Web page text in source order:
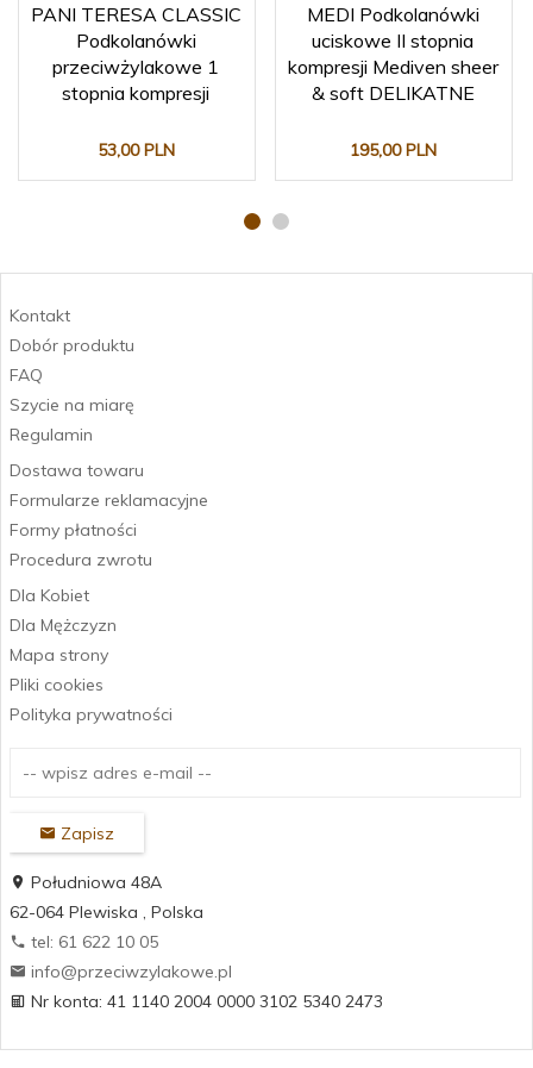
PANI TERESA CLASSIC
Podkolanówki
przeciwżylakowe 1
stopnia kompresji
53,00 PLN
MEDI Podkolanówki
uciskowe II stopnia
kompresji Mediven sheer
& soft DELIKATNE
195,00 PLN
Kontakt
Dobór produktu
FAQ
Szycie na miarę
Regulamin
Dostawa towaru
Formularze reklamacyjne
Formy płatności
Procedura zwrotu
Dla Kobiet
Dla Mężczyzn
Mapa strony
Pliki cookies
Polityka prywatności
Zapisz
Południowa 48A
62-064 Plewiska , Polska
tel: 61 622 10 05
Nr konta: 41 1140 2004 0000 3102 5340 2473
info@przeciwzylakowe.pl